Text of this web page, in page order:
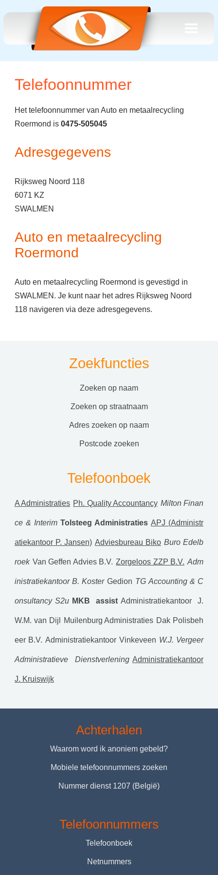
Telefoonnummer
Het telefoonnummer van Auto en metaalrecycling
Roermond is 0475-505045
Adresgegevens
Rijksweg Noord 118
6071 KZ
SWALMEN
Auto en metaalrecycling
Roermond
Auto en metaalrecycling Roermond is gevestigd in
SWALMEN. Je kunt naar het adres Rijksweg Noord
118 navigeren via deze adresgegevens.
Zoekfuncties
zoeken op naam
zoeken op straatnaam
adres zoeken op naam
postcode zoeken
Telefoonboek
A Administraties Ph. Quality Accountancy Milton Finan
ce & Interim Tolsteeg Administraties APJ (Administr
atiekantoor P. Jansen) Adviesbureau Biko Buro Edelb
roek Van Geffen Advies B.V. Zorgeloos ZZP B.V. Adm
inistratiekantoor B. Koster Gedion TG Accounting & C
onsultancy S2u MKB assist Administratiekantoor J.
W.M. van Dijl Muilenburg Administraties Dak Polisbeh
eer B.V. Administratiekantoor Vinkeveen W.J. Vergeer
Administratieve Dienstverlening Administratiekantoor
J. Kruiswijk
Achterhalen
Waarom word ik anoniem gebeld?
Mobiele telefoonnummers zoeken
Nummer dienst 1207 (België)
Telefoonnummers
Telefoonboek
Netnummers